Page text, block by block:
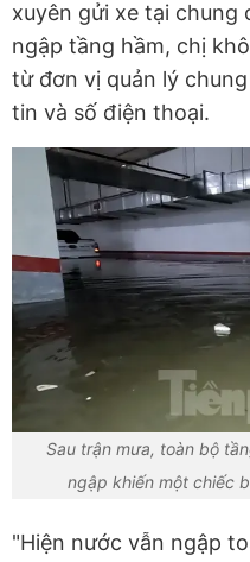
xuyên gửi xe tại chung
ngập tầng hầm, chị
từ đơn vị quản lý
tin và số điện thoại.
Sau trận mưa, toàn bộ
ngập khiến một chiếc
"Hiện nước vẫn ngập